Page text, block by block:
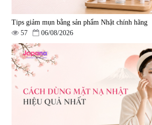
Tips giảm mụn bằng sản phẩm Nhật chính hãng
57
06/08/2026